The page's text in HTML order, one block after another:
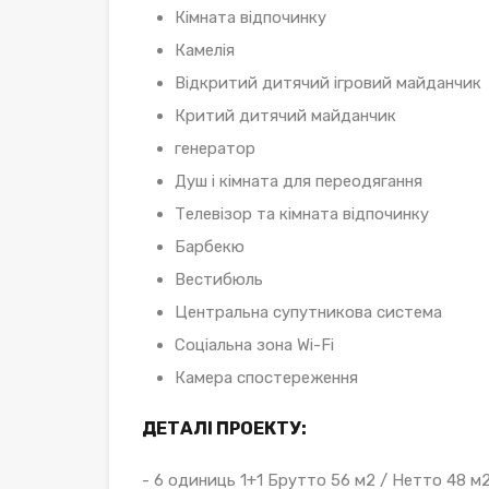
Кімната відпочинку
Камелія
Відкритий дитячий ігровий майданчик
Критий дитячий майданчик
генератор
Душ і кімната для переодягання
Телевізор та кімната відпочинку
Барбекю
Вестибюль
Центральна супутникова система
Соціальна зона Wi-Fi
Камера спостереження
ДЕТАЛІ ПРОЕКТУ:
- 6 одиниць 1+1 Брутто 56 м2 / Нетто 48